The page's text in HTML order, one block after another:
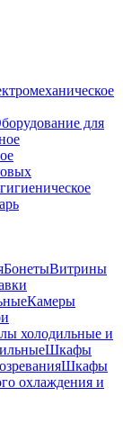
для
БонетыВитрины
Камеры
холодильные и
Шкафы
Шкафы
охлаждения и